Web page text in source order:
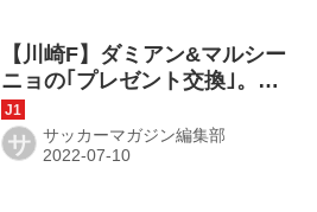
【川崎F】ダミアン&マルシー
ニョの｢プレゼント交換｣。と
もに1G1Aで「またゴールを取
り始めなければいけない」
サ サッカーマガジン編集部